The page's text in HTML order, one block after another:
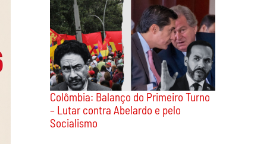
Colômbia: Balanço do Primeiro Turno
– Lutar contra Abelardo e pelo
Socialismo